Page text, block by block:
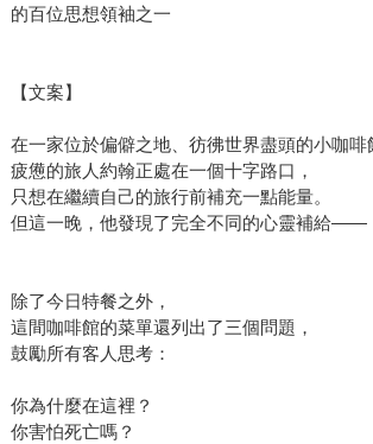
地來到台灣讀者的手中。歡迎再次光臨，世
的百位思想領袖之一
【文案】
在一家位於偏僻之地、彷彿世界盡頭的小咖啡
疲憊的旅人約翰正處在一個十字路口，
只想在繼續自己的旅行前補充一點能量。
但這一晚，他發現了完全不同的心靈補給——
除了今日特餐之外，
這間咖啡館的菜單還列出了三個問題，
鼓勵所有客人思考：
你為什麼在這裡？
你害怕死亡嗎？